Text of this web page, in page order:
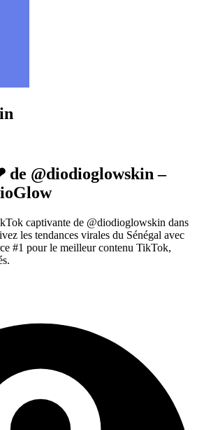
@diodioglowskin –
captivante de @diodioglowskin dans
les tendances virales du Sénégal avec
#1 pour le meilleur contenu TikTok,